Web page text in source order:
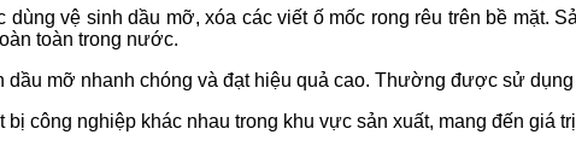
vệ sinh dầu mỡ, xóa các viết ố mốc rong rêu trên bề mặt.
toàn trong nước.
mỡ nhanh chóng và đạt hiệu quả cao. Thường được sử
công nghiệp khác nhau trong khu vực sản xuất, mang đến giá